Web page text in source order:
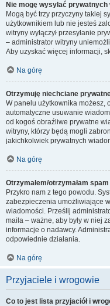
Nie mogę wysyłać
Mogą być trzy przyczyny takiej
użytkownikiem lub nie jesteś
witryny wyłączył przesyłanie
– administrator witryny
Aby uzyskać więcej informacji,
Na górę
Otrzymuję niechciane
W panelu użytkownika możesz,
automatyczne usuwanie
od kogoś obraźliwe prywatne
witryny, którzy będą mogli
jakichkolwiek prywatnych
Na górę
Otrzymałem/otrzymałam
Przykro nam z tego powodu.
zabezpieczenia umożliwiające
wiadomości. Prześlij
maila – ważne, aby były w niej
informacje o nadawcy.
odpowiednie działania.
Na górę
Przyjaciele i wrogowie
Co to jest lista przyjaciół i